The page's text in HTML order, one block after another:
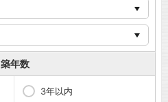
築年数
3年以内